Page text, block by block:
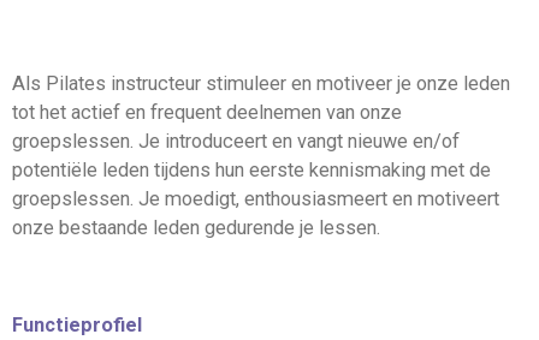
Als Pilates instructeur stimuleer en motiveer je onze leden
tot het actief en frequent deelnemen van onze
groepslessen. Je introduceert en vangt nieuwe en/of
potentiële leden tijdens hun eerste kennismaking met de
groepslessen. Je moedigt, enthousiasmeert en motiveert
onze bestaande leden gedurende je lessen.
Functieprofiel